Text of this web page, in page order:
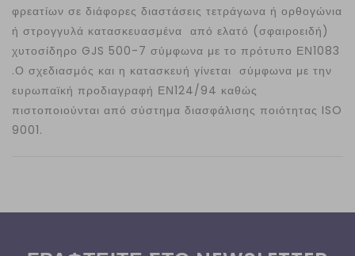
φρεατίων σε διάφορες διαστάσεις τετράγωνα ή ορθογώνια
ή στρογγυλά κατασκευασμένα από ελατό (σφαιροειδή)
χυτοσίδηρο GJS 500-7 σύμφωνα με το πρότυπο ΕΝ1083
.Ο σχεδιασμός και η κατασκευή γίνεται σύμφωνα με την
ευρωπαϊκή προδιαγραφή ΕΝ124/94 καθώς
πιστοποιούνται από σύστημα διασφάλισης ποιότητας ISO
9001.